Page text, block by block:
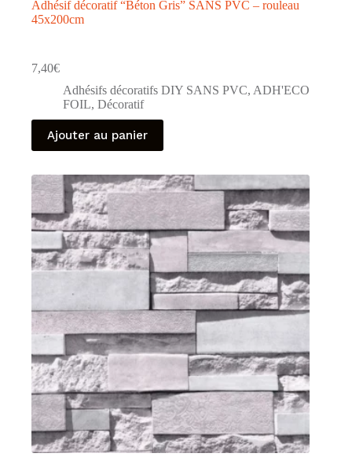
Adhésif décoratif “Béton Gris” SANS PVC – rouleau
45x200cm
7,40€
Adhésifs décoratifs DIY SANS PVC, ADH'ECO
FOIL, Décoratif
Ajouter au panier